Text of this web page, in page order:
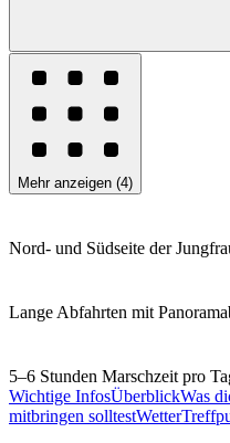
Mehr anzeigen (4)
Nord- und Südseite der
Lange Abfahrten mit
5–6 Stunden Marschzeit pro
Wichtige InfosÜberblickWas
mitbringen solltestWetter